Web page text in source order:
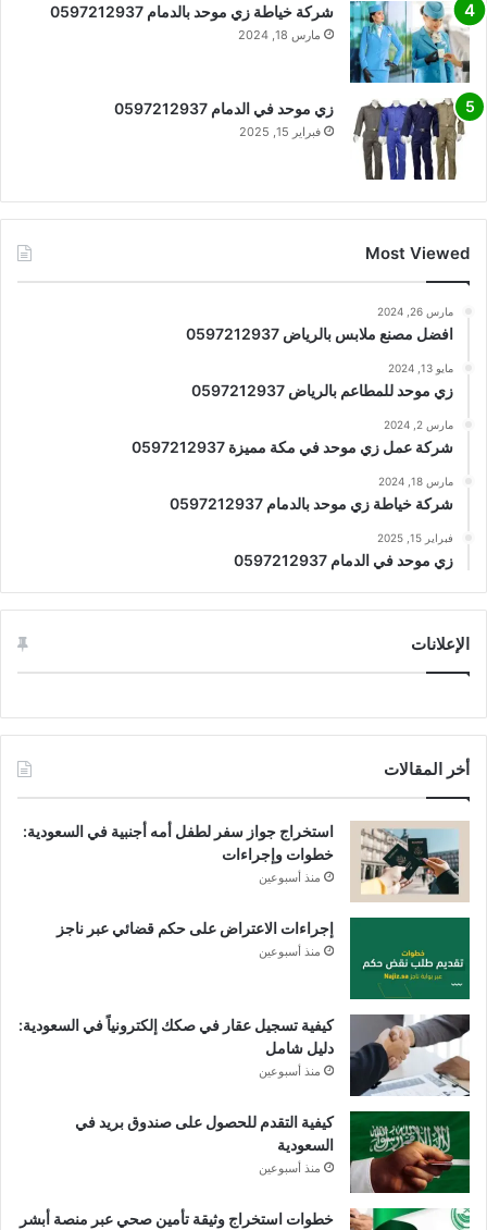
شركة خياطة زي موحد بالدمام 0597212937
مارس 18, 2024
زي موحد في الدمام 0597212937
فبراير 15, 2025
Most Viewed
مارس 26, 2024
افضل مصنع ملابس بالرياض 0597212937
مايو 13, 2024
زي موحد للمطاعم بالرياض 0597212937
مارس 2, 2024
شركة عمل زي موحد في مكة مميزة 0597212937
مارس 18, 2024
شركة خياطة زي موحد بالدمام 0597212937
فبراير 15, 2025
زي موحد في الدمام 0597212937
الإعلانات
أخر المقالات
استخراج جواز سفر لطفل أمه أجنبية في السعودية:
خطوات وإجراءات
منذ أسبوعين
إجراءات الاعتراض على حكم قضائي عبر ناجز
منذ أسبوعين
كيفية تسجيل عقار في صكك إلكترونياً في السعودية:
دليل شامل
منذ أسبوعين
كيفية التقدم للحصول على صندوق بريد في
السعودية
منذ أسبوعين
خطوات استخراج وثيقة تأمين صحي عبر منصة أبشر